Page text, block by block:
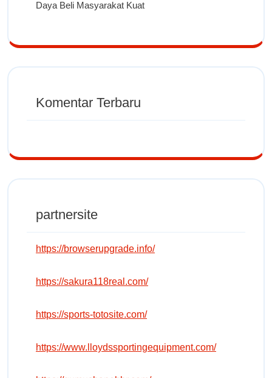
Daya Beli Masyarakat Kuat
Komentar Terbaru
partnersite
https://browserupgrade.info/
https://sakura118real.com/
https://sports-totosite.com/
https://www.lloydssportingequipment.com/